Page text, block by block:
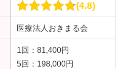
4.8
医療法人おきまる会
1回：81,400円
5回：198,000円